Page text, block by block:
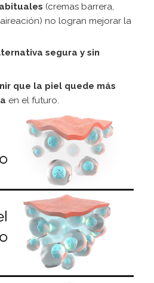
(cremas barrera,
no logran mejorar la
segura y sin
que la piel quede más
en el futuro.